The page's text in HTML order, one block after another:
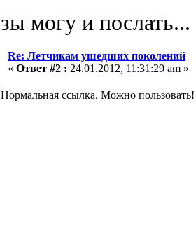
зы могу и послать...
Re: Летчикам ушедших поколений
« Ответ #2 : 24.01.2012, 11:31:29 am »
Нормальная ссылка. Можно пользовать!